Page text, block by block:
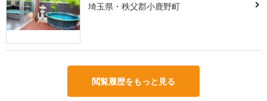
埼玉県・秩父郡小鹿野町
閲覧履歴をもっと見る